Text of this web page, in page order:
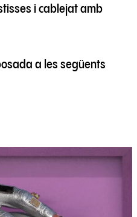
i cablejat amb
a les següents